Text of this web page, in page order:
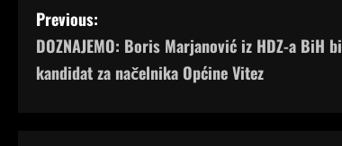
P
o
Previous:
DOZNAJEMO: Boris Marjanović iz HDZ-a BiH
kandidat za načelnika Općine Vitez